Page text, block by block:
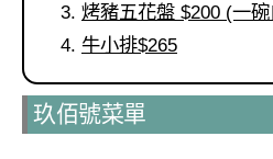
烤豬五花盤 $200 (一
牛小排$265
玖佰號菜單